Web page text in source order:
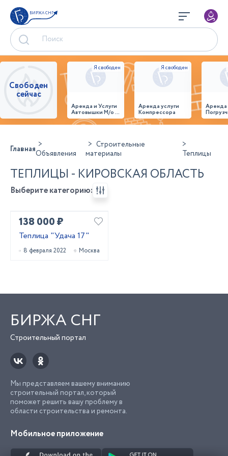
БИРЖА СНГ
Свободен
сейчас
Аренда и Услуги
Автовышки М/о г.
Домодедово
26,28,32 место
Аренда услуги
Компрессора
ГлавнаяОбъявления
Строительные
материалы
Теплицы
ТЕПЛИЦЫ - КИРОВСКАЯ ОБЛАСТЬ
Выберите категорию:
138 000 ₽
Теплица "Удача 17"
8 февраля 2022 Москва
БИРЖА СНГ
Строительный портал
Мы представляем вашему вниманию
строительный портал, который
поможет решить вашу проблему в
области строительства и ремонта.
Мобильное приложение